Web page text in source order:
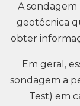
A
geotécnica
obter
Em geral,
sondagem a
Test) em